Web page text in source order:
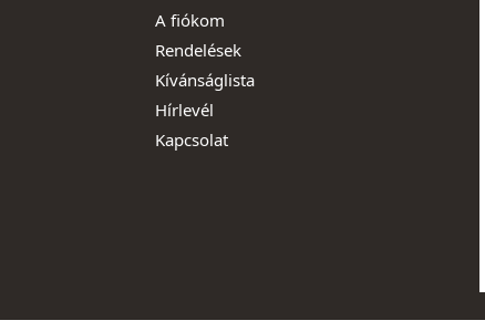
A fiókom
Rendelések
Kívánságlista
Hírlevél
Kapcsolat